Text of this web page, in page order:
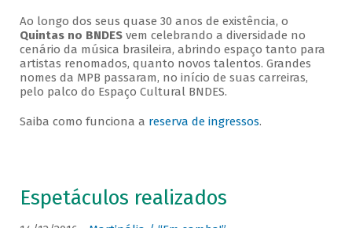
Ao longo dos seus quase 30 anos de existência, o
Quintas no BNDESvem celebrando a diversidade no
cenário da música brasileira, abrindo espaço tanto para
artistas renomados, quanto novos talentos. Grandes
nomes da MPB passaram, no início de suas carreiras,
pelo palco do Espaço Cultural BNDES.
Saiba como funciona a reserva de ingressos.
Espetáculos realizados